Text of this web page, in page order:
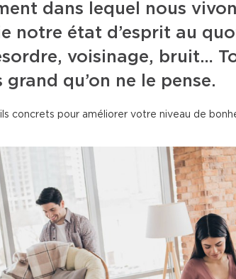
dans lequel nous
notre état d’esprit au
voisinage, bruit…
qu’on ne le pense.
concrets pour améliorer votre niveau de